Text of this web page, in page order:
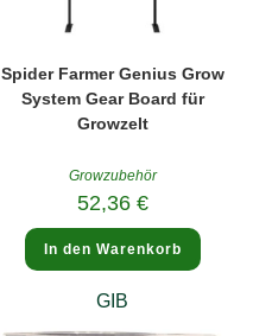
Spider Farmer Genius Grow
System Gear Board für
Growzelt
Growzubehör
52,36 €
In den Warenkorb
GIB